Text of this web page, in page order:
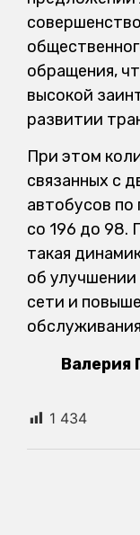
обращения,
высокой
развитии
При этом
связанных с
автобусов по
со 196 до 98.
такая
об
сети и
Валерия
1 434